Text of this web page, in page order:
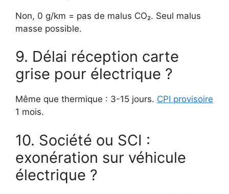
Non, 0 g/km = pas de malus CO₂. Seul malus
masse possible.
9. Délai réception carte
grise pour électrique ?
Même que thermique : 3-15 jours. CPI provisoire
1 mois.
10. Société ou SCI :
exonération sur véhicule
électrique ?